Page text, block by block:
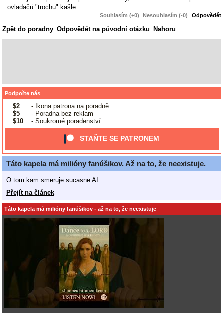
ovladačů "trochu" kašle.
Souhlasím (+0) Nesouhlasím (-0) Odpovědět
Zpět do poradny Odpovědět na původní otázku Nahoru
Podpořte nás
$2
- Ikona patrona na poradně
$5
- Poradna bez reklam
$10
- Soukromé poradenství
STAŇTE SE PATRONEM
Táto kapela má milióny fanúšikov. Až na to, že neexistuje.
O tom kam smeruje sucasne AI.
Přejít na článek
Táto kapela má milióny fanúšikov - až na to, že neexistuje